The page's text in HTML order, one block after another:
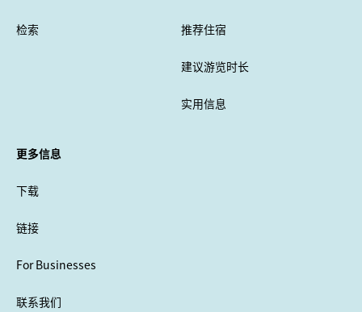
检索 推荐住宿
建议游览时长
实用信息
更多信息
下载
链接
For Businesses
联系我们